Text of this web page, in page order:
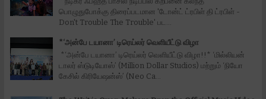
பொழுதுபோக்கு திரைப்படமான 'டோன்ட் ட்ரபிள் தி ட்ரபிள் -
Don't Trouble The Trouble' பட...
*‘அன்பே டயானா’ டிரெய்லர் வெளியீட்டு விழா
*‘அன்பே டயானா’ டிரெய்லர் வெளியீட்டு விழா!!* ‘மில்லியன்
டாலர் ஸ்டுடியோஸ்’ (Million Dollar Studios) மற்றும் ‘நியோ
கேசில் கிரியேஷன்ஸ்’ (Neo Ca...